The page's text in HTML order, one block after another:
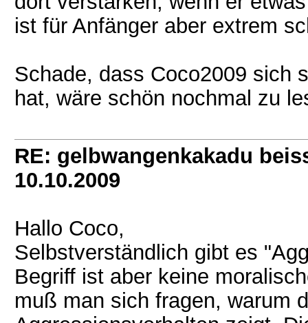
ist für Anfänger aber extrem
Schade, dass Coco2009 sich
hat, wäre schön nochmal zu
RE: gelbwangenkakadu
10.10.2009
Hallo Coco,
Selbstverständlich gibt es
Begriff ist aber keine
muß man sich fragen, warum